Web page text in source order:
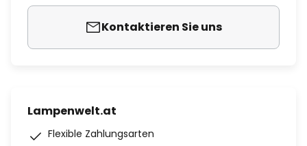
Kontaktieren Sie uns
Lampenwelt.at
Flexible Zahlungsarten